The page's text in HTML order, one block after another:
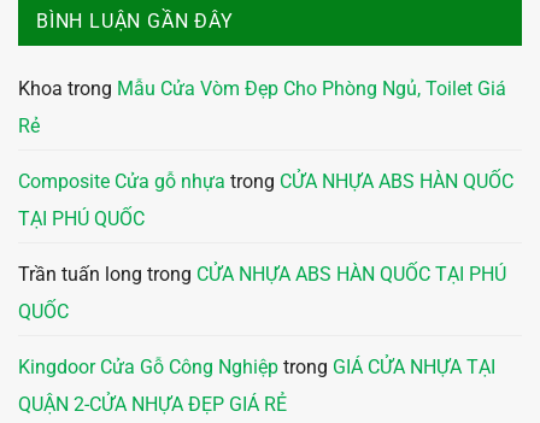
BÌNH LUẬN GẦN ĐÂY
Khoa trong Mẫu Cửa Vòm Đẹp Cho Phòng Ngủ, Toilet Giá
Rẻ
Composite Cửa gỗ nhựa trong CỬA NHỰA ABS HÀN QUỐC
TẠI PHÚ QUỐC
Trần tuấn long trong CỬA NHỰA ABS HÀN QUỐC TẠI PHÚ
QUỐC
Kingdoor Cửa Gỗ Công Nghiệp trong GIÁ CỬA NHỰA TẠI
QUẬN 2-CỬA NHỰA ĐẸP GIÁ RẺ